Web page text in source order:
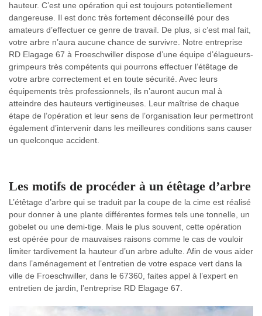
hauteur. C’est une opération qui est toujours potentiellement
dangereuse. Il est donc très fortement déconseillé pour des
amateurs d’effectuer ce genre de travail. De plus, si c’est mal fait,
votre arbre n’aura aucune chance de survivre. Notre entreprise
RD Elagage 67 à Froeschwiller dispose d’une équipe d’élagueurs-
grimpeurs très compétents qui pourrons effectuer l’étêtage de
votre arbre correctement et en toute sécurité. Avec leurs
équipements très professionnels, ils n’auront aucun mal à
atteindre des hauteurs vertigineuses. Leur maîtrise de chaque
étape de l’opération et leur sens de l’organisation leur permettront
également d’intervenir dans les meilleures conditions sans causer
un quelconque accident.
Les motifs de procéder à un étêtage d’arbre
L’étêtage d’arbre qui se traduit par la coupe de la cime est réalisé
pour donner à une plante différentes formes tels une tonnelle, un
gobelet ou une demi-tige. Mais le plus souvent, cette opération
est opérée pour de mauvaises raisons comme le cas de vouloir
limiter tardivement la hauteur d’un arbre adulte. Afin de vous aider
dans l’aménagement et l’entretien de votre espace vert dans la
ville de Froeschwiller, dans le 67360, faites appel à l’expert en
entretien de jardin, l’entreprise RD Elagage 67.